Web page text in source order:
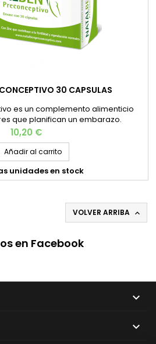
30 CAPSULAS
es un complemento alimenticio
que planifican un embarazo.
Precio
10,20 €
Añadir al carrito
unidades en stock
VOLVER ARRIBA 
en Facebook

